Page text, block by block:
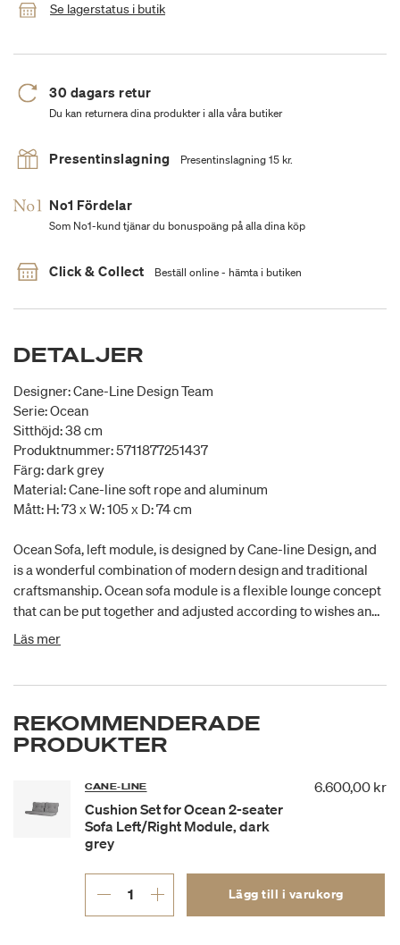
Se lagerstatus i butik
30 dagars retur
Du kan returnera dina produkter i alla våra butiker
Presentinslagning Presentinslagning 15 kr.
No1 Fördelar
Som No1-kund tjänar du bonuspoäng på alla dina köp
Click & Collect Beställ online - hämta i butiken
DETALJER
Designer: Cane-Line Design Team
Serie: Ocean
Sitthöjd: 38 cm
Produktnummer: 5711877251437
Färg: dark grey
Material: Cane-line soft rope and aluminum
Mått: H: 73 x W: 105 x D: 74 cm
Ocean Sofa, left module, is designed by Cane-line Design, and
is a wonderful combination of modern design and traditional
craftsmanship. Ocean sofa module is a flexible lounge concept
that can be put together and adjusted according to wishes and
needs. The elegantly constructed lounge concept is made of
The modules are incredibly easy to move around if you want a
new setup of your lounge area. Cushion Set is sold separately.
Läs mer
REKOMMENDERADE
PRODUKTER
CANE-LINE
Cushion Set for Ocean 2-seater
Sofa Left/Right Module, dark
grey
6.600,00 kr
Lägg till i varukorg